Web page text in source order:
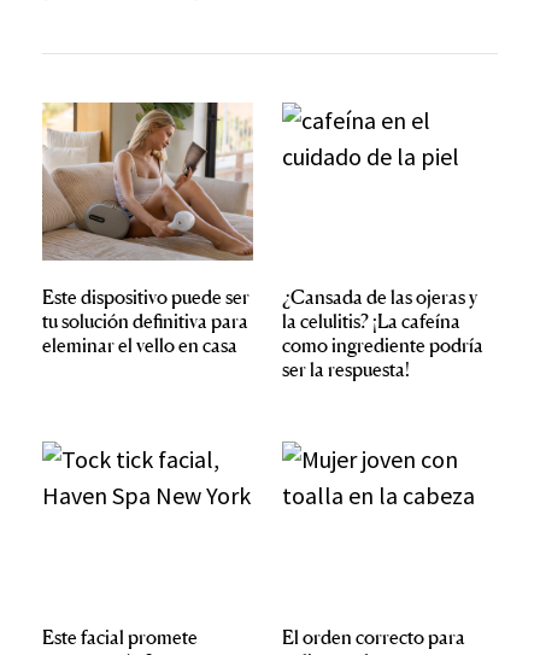
Este dispositivo puede ser
tu solución definitiva para
eleminar el vello en casa
¿Cansada de las ojeras y
la celulitis? ¡La cafeína
como ingrediente podría
ser la respuesta!
Este facial promete
El orden correcto para